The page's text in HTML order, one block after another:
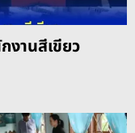
งานสีเขียว